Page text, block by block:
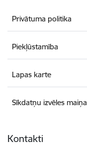
Privātuma politika
Piekļūstamība
Lapas karte
Sīkdatņu izvēles maiņa
Kontakti